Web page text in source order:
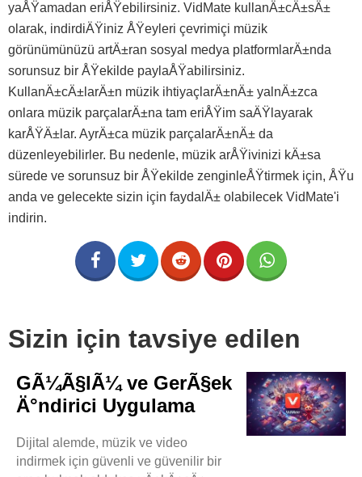
yaÅŸamadan eriÅŸebilirsiniz. VidMate kullanÄ±cÄ±sÄ±
olarak, indirdiÄŸiniz ÅŸeyleri çevrimiçi müzik
görünümünüzü artÄ±ran sosyal medya platformlarÄ±nda
sorunsuz bir ÅŸekilde paylaÅŸabilirsiniz.
KullanÄ±cÄ±larÄ±n müzik ihtiyaçlarÄ±nÄ± yalnÄ±zca
onlara müzik parçalarÄ±na tam eriÅŸim saÄŸlayarak
karÅŸÄ±lar. AyrÄ±ca müzik parçalarÄ±nÄ± da
düzenleyebilirler. Bu nedenle, müzik arÅŸivinizi kÄ±sa
sürede ve sorunsuz bir ÅŸekilde zenginleÅŸtirmek için, ÅŸu
anda ve gelecekte sizin için faydalÄ± olabilecek VidMate'i
indirin.
Sizin için tavsiye edilen
GÃ¼Ã§lÃ¼ ve GerÃ§ek
Ä°ndirici Uygulama
Dijital alemde, müzik ve video
indirmek için güvenli ve güvenilir bir